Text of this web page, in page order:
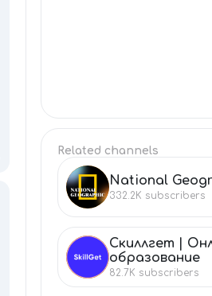
Related channels
NA National
332.2K subscribers
СК
Скиллгет |
образование
82.7K subscribers